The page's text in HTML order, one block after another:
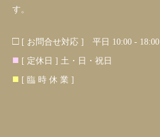
す。
□ [ お問合せ対応 ] 平日 10:00 - 18:00
■ [ 定休日 ] 土・日・祝日
■ [ 臨 時 休 業 ]